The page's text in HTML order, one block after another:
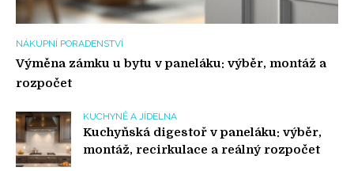
NÁKUPNÍ PORADENSTVÍ
Výměna zámku u bytu v paneláku: výběr, montáž a
rozpočet
KUCHYNĚ A JÍDELNA
Kuchyňská digestoř v paneláku: výběr,
montáž, recirkulace a reálný rozpočet